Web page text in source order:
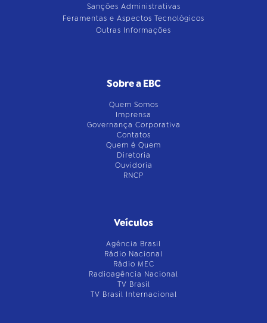
Sanções Administrativas
Feramentas e Aspectos Tecnológicos
Outras Informações
Sobre a EBC
Quem Somos
Imprensa
Governança Corporativa
Contatos
Quem é Quem
Diretoria
Ouvidoria
RNCP
Veículos
Agência Brasil
Rádio Nacional
Rádio MEC
Radioagência Nacional
TV Brasil
TV Brasil Internacional